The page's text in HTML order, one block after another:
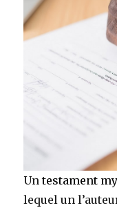
Untestament
lequel un